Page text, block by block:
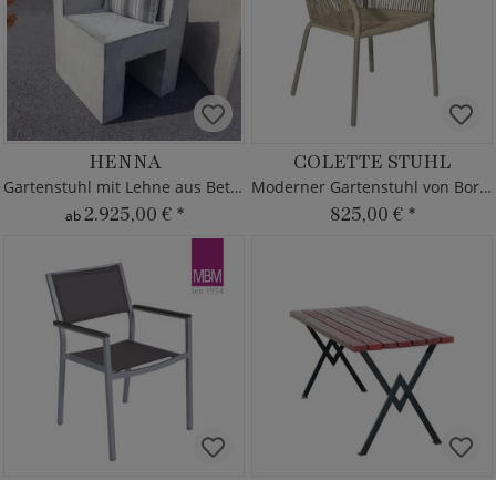
HENNA
Gartenstuhl mit Lehne aus Beton
ab2.925,00 € *
COLETTE STUHL
Moderner Gartenstuhl von Borek - Aluminium
825,00 € *